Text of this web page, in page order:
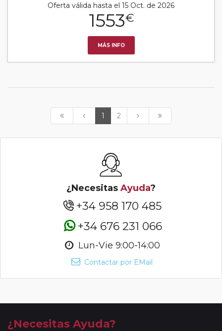
Oferta válida hasta el 15 Oct. de 2026
1553€
MÁS INFO
1 2
¿Necesitas Ayuda?
+34 958 170 485
+34 676 231 066
Lun-Vie 9:00-14:00
Contactar por EMail
¿Necesitas Ayuda?